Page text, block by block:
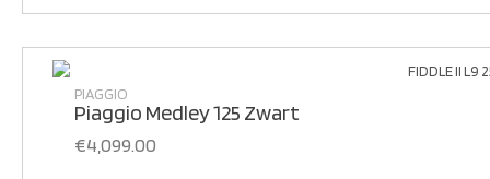
PIAGGIO
Piaggio Medley 125 Zwart
€4,099.00